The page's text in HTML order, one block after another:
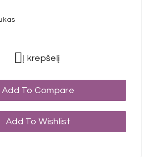
Į krepšelį
Add To Compare
Add To Wishlist